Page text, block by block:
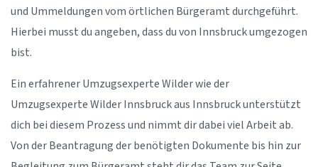
und Ummeldungen vom örtlichen Bürgeramt durchgeführt.
Hierbei musst du angeben, dass du von Innsbruck umgezogen
bist.
Ein erfahrener Umzugsexperte Wilder wie der
Umzugsexperte Wilder Innsbruck aus Innsbruck unterstützt
dich bei diesem Prozess und nimmt dir dabei viel Arbeit ab.
Von der Beantragung der benötigten Dokumente bis hin zur